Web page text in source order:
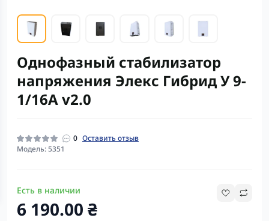
Однофазный стабилизатор
напряжения Элекс Гибрид У 9-
1/16А v2.0
0 Оставить отзыв
Модель: 5351
Есть в наличии
6 190.00 ₴